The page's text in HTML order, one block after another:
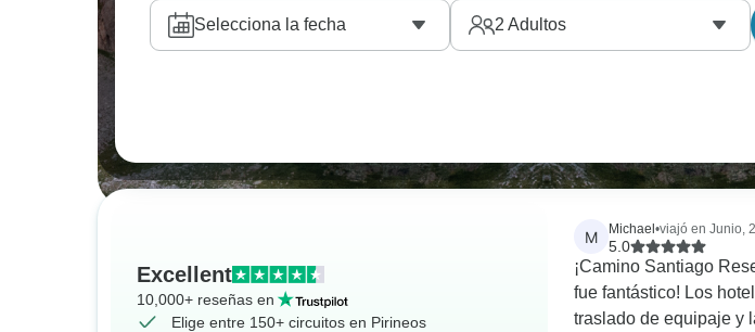
Selecciona la fecha 2 Adultos
Excellent
10,000+ reseñas en
Elige entre 150+ circuitos en Pirineos
M Michael •viajó en Junio,
5.0
¡Camino Santiago
fue fantástico! Los
traslado de equipaje y